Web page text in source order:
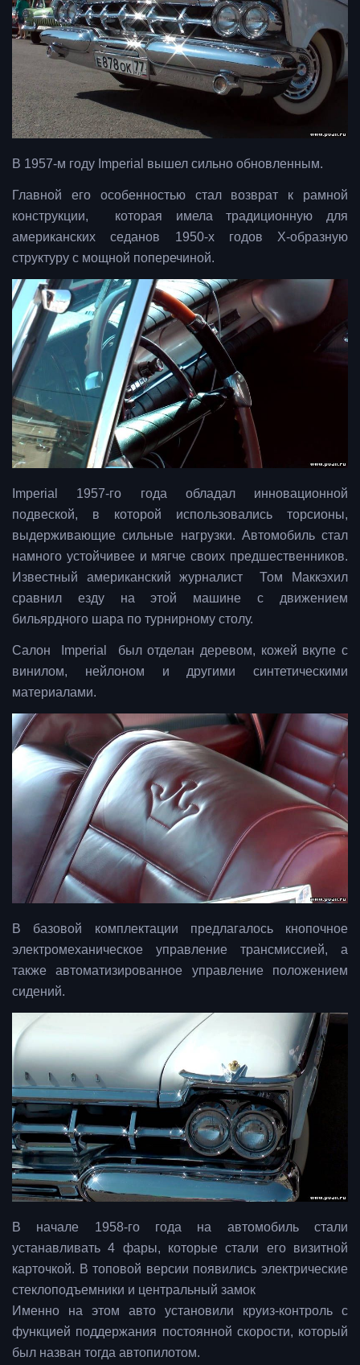
В 1957-м году Imperial вышел сильно обновленным.
Главной его особенностью стал возврат к рамной
конструкции, которая имела традиционную для
американских седанов 1950-х годов X-образную
структуру с мощной поперечиной.
Imperial 1957-го года обладал инновационной
подвеской, в которой использовались торсионы,
выдерживающие сильные нагрузки. Автомобиль стал
намного устойчивее и мягче своих предшественников.
Известный американский журналист Том Маккэхил
сравнил езду на этой машине с движением
бильярдного шара по турнирному столу.
Салон Imperial был отделан деревом, кожей вкупе с
винилом, нейлоном и другими синтетическими
материалами.
В базовой комплектации предлагалось кнопочное
электромеханическое управление трансмиссией, а
также автоматизированное управление положением
сидений.
В начале 1958-го года на автомобиль стали
устанавливать 4 фары, которые стали его визитной
карточкой. В топовой версии появились электрические
стеклоподъемники и центральный замок
Именно на этом авто установили круиз-контроль с
функцией поддержания постоянной скорости, который
был назван тогда автопилотом.